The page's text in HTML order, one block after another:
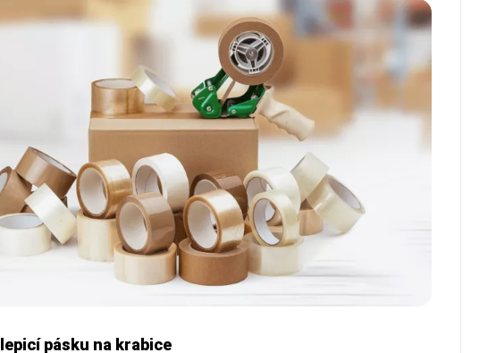
pásku na krabice